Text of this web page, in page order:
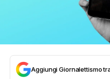
Aggiungi Giornalettismo